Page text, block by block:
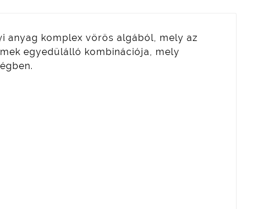
anyag komplex vörös algából, mely az
egyedülálló kombinációja, mely